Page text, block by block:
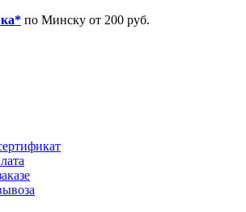
по Минску от 200 руб.